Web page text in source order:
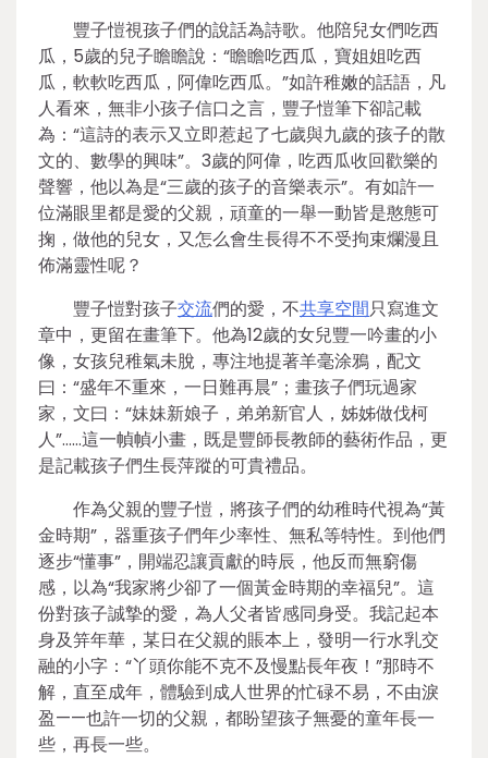
豐子愷視孩子們的說話為詩歌。他陪兒女們吃西
瓜，5歲的兒子瞻瞻說：“瞻瞻吃西瓜，寶姐姐吃西
瓜，軟軟吃西瓜，阿偉吃西瓜。”如許稚嫩的話語，凡
人看來，無非小孩子信口之言，豐子愷筆下卻記載
為：“這詩的表示又立即惹起了七歲與九歲的孩子的散
文的、數學的興味”。3歲的阿偉，吃西瓜收回歡樂的
聲響，他以為是“三歲的孩子的音樂表示”。有如許一
位滿眼里都是愛的父親，頑童的一舉一動皆是憨態可
掬，做他的兒女，又怎么會生長得不不受拘束爛漫且
佈滿靈性呢？
豐子愷對孩子交流們的愛，不共享空間只寫進文
章中，更留在畫筆下。他為12歲的女兒豐一吟畫的小
像，女孩兒稚氣未脫，專注地提著羊毫涂鴉，配文
曰：“盛年不重來，一日難再晨”；畫孩子們玩過家
家，文曰：“妹妹新娘子，弟弟新官人，姊姊做伐柯
人”……這一幀幀小畫，既是豐師長教師的藝術作品，更
是記載孩子們生長萍蹤的可貴禮品。
作為父親的豐子愷，將孩子們的幼稚時代視為“黃
金時期”，器重孩子們年少率性、無私等特性。到他們
逐步“懂事”，開端忍讓貢獻的時辰，他反而無窮傷
感，以為“我家將少卻了一個黃金時期的幸福兒”。這
份對孩子誠摯的愛，為人父者皆感同身受。我記起本
身及笄年華，某日在父親的賬本上，發明一行水乳交
融的小字：“丫頭你能不克不及慢點長年夜！”那時不
解，直至成年，體驗到成人世界的忙碌不易，不由淚
盈——也許一切的父親，都盼望孩子無憂的童年長一
些，再長一些。